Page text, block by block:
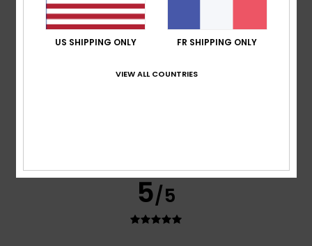
5 /5
5/5
US SHIPPING ONLY FR SHIPPING ONLY
VIEW ALL COUNTRIES